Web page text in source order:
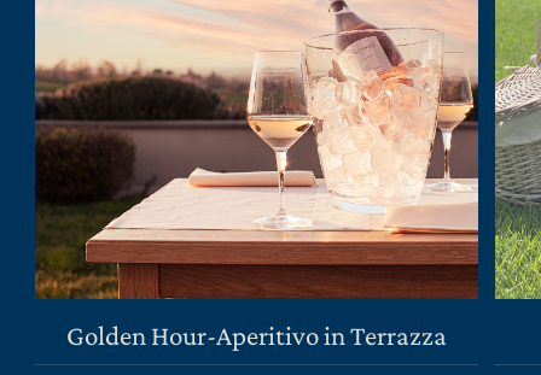
LA TENUTA
VINI
GIFT PACK
Golden Hour-Aperitivo in Terrazza